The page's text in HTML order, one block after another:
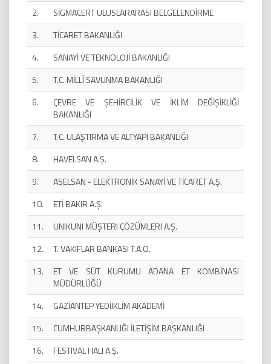
2.
SİGMACERT ULUSLARARASI BELGELENDİRME
3.
TİCARET BAKANLIĞI
4.
SANAYİ VE TEKNOLOJİ BAKANLIĞI
5.
T.C. MİLLÎ SAVUNMA BAKANLIĞI
6.
ÇEVRE VE ŞEHİRCİLİK VE İKLİM DEĞİŞİKLİĞİ
BAKANLIĞI
7.
T.C. ULAŞTIRMA VE ALTYAPI BAKANLIĞI
8.
HAVELSAN A.Ş.
9.
ASELSAN - ELEKTRONİK SANAYİ VE TİCARET A.Ş.
10.
ETİ BAKIR A.Ş.
11.
UNIKUNI MÜŞTERI ÇÖZÜMLERI A.Ş.
12.
T. VAKIFLAR BANKASI T.A.O.
13.
ET VE SÜT KURUMU ADANA ET KOMBİNASI
MÜDÜRLÜĞÜ
14.
GAZİANTEP YEDİİKLİM AKADEMİ
15.
CUMHURBAŞKANLIĞI İLETİŞİM BAŞKANLIĞI
16.
FESTIVAL HALI A.Ş.